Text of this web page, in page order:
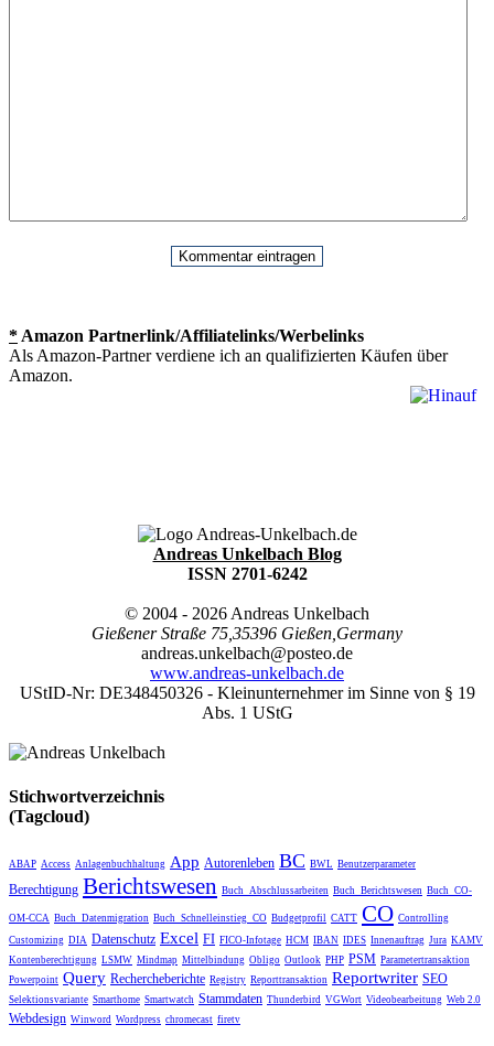
* Amazon Partnerlink/Affiliatelinks/Werbelinks
Als Amazon-Partner verdiene ich an qualifizierten Käufen über
Amazon.
Andreas Unkelbach Blog
ISSN 2701-6242
© 2004 - 2026 Andreas Unkelbach
Gießener Straße 75 35396 Gießen Germany
andreas.unkelbach@posteo.de
www.andreas-unkelbach.de
UStID-Nr: DE348450326 - Kleinunternehmer im Sinne von § 19
Abs. 1 UStG
Stichwortverzeichnis
(Tagcloud)
ABAP Access Anlagenbuchhaltung App Autorenleben BC BWL Benutzerparameter
Berechtigung Berichtswesen Buch_Abschlussarbeiten Buch_Berichtswesen Buch_CO-
OM-CCA Buch_Datenmigration Buch_Schnelleinstieg_CO Budgetprofil CATT CO Controlling
Customizing DIA Datenschutz Excel FI FICO-Infotage HCM IBAN IDES Innenauftrag Jura KAMV
Kontenberechtigung LSMW Mindmap Mittelbindung Obligo Outlook PHP PSM Parametertransaktion
Powerpoint Query Rechercheberichte Registry Reporttransaktion Reportwriter SEO
Selektionsvariante Smarthome Smartwatch Stammdaten Thunderbird VGWort Videobearbeitung Web 2.0
Webdesign Winword Wordpress chromecast firetv